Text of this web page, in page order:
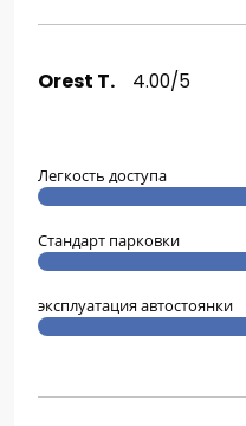
Orest T. 4.00/5
Легкость доступа
Стандарт парковки
эксплуатация автостоянки